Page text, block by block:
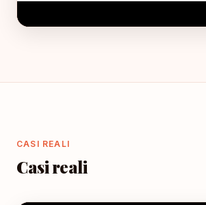
CASI REALI
Casi reali